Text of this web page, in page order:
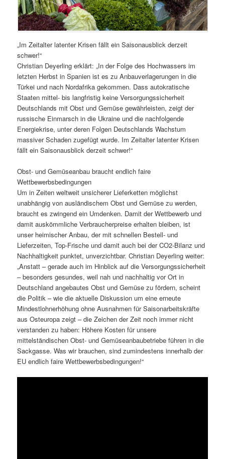
„Im Zeitalter latenter Krisen fällt ein Saisonausblick derzeit
schwer!“
Christian Deyerling erklärt: „In der Folge des Hochwassers im
letzten Herbst in Spanien ist es zu Anbauverlagerungen in die
Türkei und nach Nordafrika gekommen. Dass autokratische
Staaten mittel- bis langfristig keine Versorgungssicherheit
Deutschlands mit Obst und Gemüse gewährleisten, zeigt der
russische Einmarsch in die Ukraine und die nachfolgende
Energiekrise, unter deren Folgen Deutschlands Wachstum
massiver Schaden zugefügt wurde. Im Zeitalter latenter Krisen
fällt ein Saisonausblick derzeit schwer!“
Obst- und Gemüseanbau braucht endlich faire
Wettbewerbsbedingungen
Um in Zeiten weltweit unsicherer Lieferketten möglichst
unabhängig von ausländischem Obst und Gemüse zu werden,
braucht es zwingend ein Umdenken. Damit der Wettbewerb und
damit auskömmliche Verbraucherpreise erhalten bleiben, ist
unser heimischer Anbau, der mit schnellen Bestell- und
Lieferzeiten, Top-Frische und damit auch bei der CO2-Bilanz und
Nachhaltigkeit punktet, unverzichtbar. Christian Deyerling weiter:
„Anstatt – gerade auch im Hinblick auf die Versorgungssicherheit
– besonders gesundes, weil nah und nachhaltig vor Ort in
Deutschland angebautes Obst und Gemüse zu fördern, scheint
die Politik – wie die aktuelle Diskussion um eine erneute
Mindestlohnerhöhung ohne Ausnahmen für Saisonarbeitskräfte
aus Osteuropa zeigt – die Zeichen der Zeit noch immer nicht
verstanden zu haben: Höhere Kosten für unsere
mittelständischen Obst- und Gemüseanbaubetriebe führen in die
Sackgasse. Was wir brauchen, sind zumindestens innerhalb der
EU endlich faire Wettbewerbsbedingungen!“